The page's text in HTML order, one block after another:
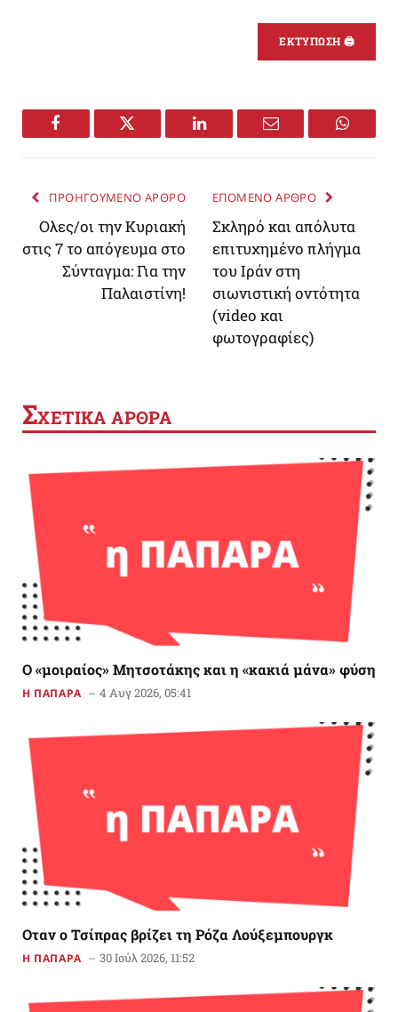
ΕΚΤΥΠΩΣΗ 🖨
Facebook Twitter LinkedIn Email
ΠΡΟΗΓΟΥΜΕΝΟ ΑΡΘΡΟ
Oλες/οι την Κυριακή
στις 7 το απόγευμα στο
Σύνταγμα: Για την
Παλαιστίνη!
ΕΠΟΜΕΝΟ ΑΡΘΡΟ
Σκληρό και απόλυτα
επιτυχημένο πλήγμα
του Ιράν στη
σιωνιστική οντότητα
(video και
φωτογραφίες)
ΣΧΕΤΙΚΑ ΑΡΘΡΑ
Ο «μοιραίος» Μητσοτάκης και η «κακιά μάνα» φύση
Η ΠΑΠΑΡΑ 4 Αυγ 2026, 05:41
Οταν ο Τσίπρας βρίζει τη Ρόζα Λούξεμπουργκ
Η ΠΑΠΑΡΑ 30 Ιούλ 2026, 11:52